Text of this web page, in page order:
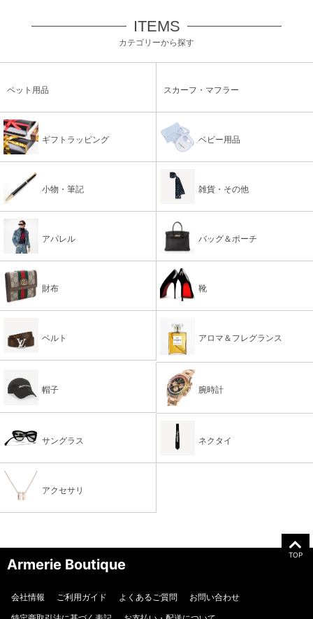
ITEMS
カテゴリーから探す
ペット用品 スカーフ・マフラー
ギフトラッピング ベビー用品
小物・筆記 雑貨・その他
アパレル バッグ＆ポーチ
財布 靴
ベルト アロマ＆フレグランス
帽子 腕時計
サングラス ネクタイ
アクセサリ
TOP
Armerie Boutique
会社情報 ご利用ガイド よくあるご質問
お問い合わせ